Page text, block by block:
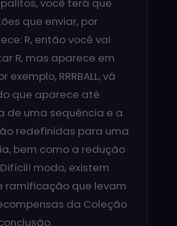
você terá que
que enviar, por
R, então você vai
R, mas aparece em
exemplo, RRRBALL, vá
que aparece até
de uma sequência e a
redefinidas para uma
bem como a redução
modo, existem
ramificação que levam
da Coleção